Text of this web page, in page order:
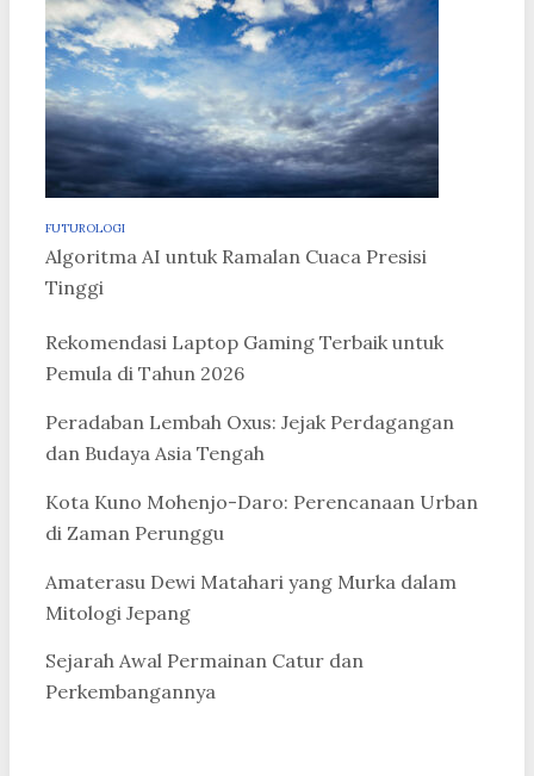
FUTUROLOGI
Algoritma AI untuk Ramalan Cuaca Presisi
Tinggi
Rekomendasi Laptop Gaming Terbaik untuk
Pemula di Tahun 2026
Peradaban Lembah Oxus: Jejak Perdagangan
dan Budaya Asia Tengah
Kota Kuno Mohenjo-Daro: Perencanaan Urban
di Zaman Perunggu
Amaterasu Dewi Matahari yang Murka dalam
Mitologi Jepang
Sejarah Awal Permainan Catur dan
Perkembangannya